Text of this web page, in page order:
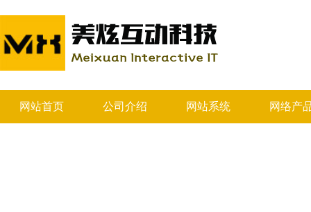
网站首页 公司介绍 网站系统 网络产